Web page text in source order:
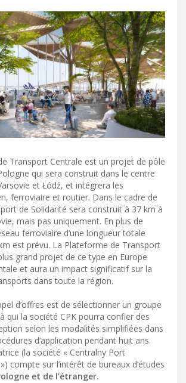
Transport Centrale est un projet de pôle
qui sera construit dans le centre
et Łódź, et intégrera les
ferroviaire et routier. Dans le cadre de
de Solidarité sera construit à 37 km à
mais pas uniquement. En plus de
ferroviaire d’une longueur totale
est prévu. La Plateforme de Transport
grand projet de ce type en Europe
et aura un impact significatif sur la
dans toute la région.
d’offres est de sélectionner un groupe
qui la société CPK pourra confier des
selon les modalités simplifiées dans
d’application pendant huit ans.
(la société « Centralny Port
compte sur l’intérêt de bureaux d’études
et de l’étranger.